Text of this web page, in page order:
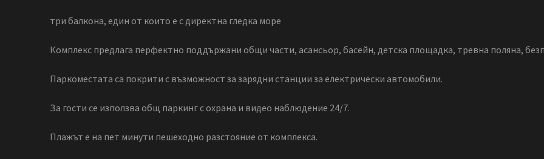
три балкона, един от които е с директна гледка море
Комплекс предлага перфектно поддържани общи части, асансьор, басейн, детска площадка, тревна поляна,
Паркоместата са покрити с възможност за зарядни станции за електрически автомобили.
За гости се използва общ паркинг с охрана и видео наблюдение 24/7.
Плажът е на пет минути пешеходно разстояние от комплекса.